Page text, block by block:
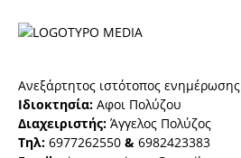
Ανεξάρτητος ιστότοπος ενημέρωσης
Ιδιοκτησία: Αφοι Πολύζου
Διαχειριστής: Άγγελος Πολύζος
Τηλ: 6977262550 & 6982423383